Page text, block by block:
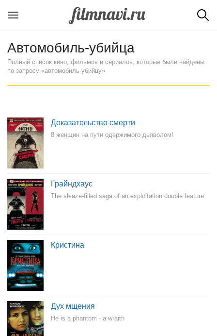
Автомобиль-убийца
Полный список кино, фильмов и сериалов, которые были найдены
по запросу «автомобиль-убийцу»
Доказательство смерти
8 женщин на пути одержимого дьяволом!
Грайндхаус
The sleaze-filled saga of an exploitation double feature
Кристина
Дух мщения
He is a phantom - a wraith